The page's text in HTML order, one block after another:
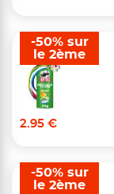
2.95 €
-50% sur
le 2ème
-50% sur
le 2ème